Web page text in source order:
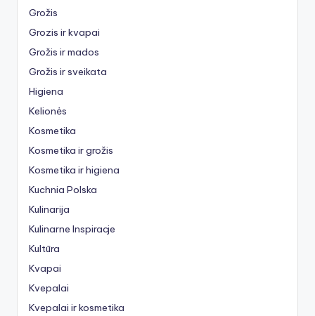
Grožis
Grozis ir kvapai
Grožis ir mados
Grožis ir sveikata
Higiena
Kelionės
Kosmetika
Kosmetika ir grožis
Kosmetika ir higiena
Kuchnia Polska
Kulinarija
Kulinarne Inspiracje
Kultūra
Kvapai
Kvepalai
Kvepalai ir kosmetika